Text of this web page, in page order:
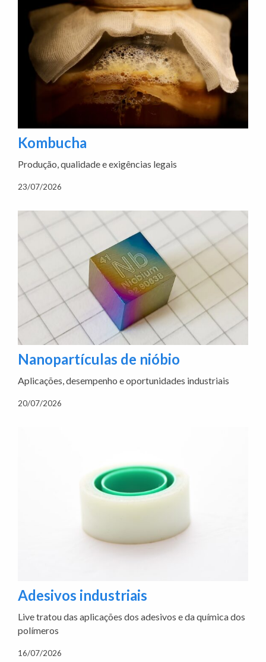
Kombucha
Produção, qualidade e exigências legais
23/07/2026
Nanopartículas de nióbio
Aplicações, desempenho e oportunidades industriais
20/07/2026
Adesivos industriais
Live tratou das aplicações dos adesivos e da química dos
polímeros
16/07/2026